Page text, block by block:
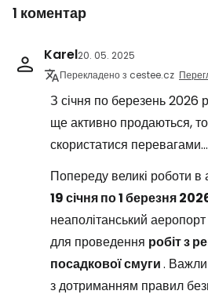
1 коментар
Karel20. 05. 2025
Перекладено з cestee.cz
З січня по березень 2026
ще активно продаються,
скористатися перевагами...
Попереду великі роботи
19 січня по 1 березня
неаполітанський
для проведення робіт з
посадкової смуги.
з дотриманням правил